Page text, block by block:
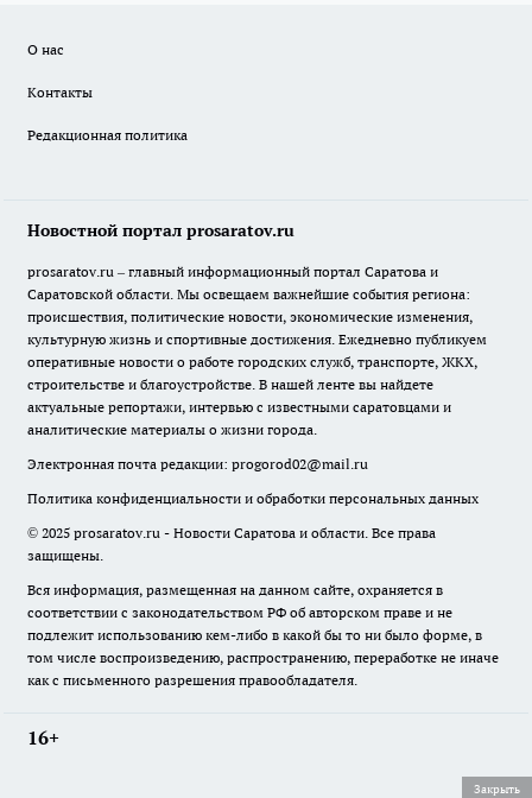
О нас
Контакты
Редакционная политика
Новостной портал prosaratov.ru
prosaratov.ru – главный информационный портал Саратова и
Саратовской области. Мы освещаем важнейшие события региона:
происшествия, политические новости, экономические изменения,
культурную жизнь и спортивные достижения. Ежедневно публикуем
оперативные новости о работе городских служб, транспорте, ЖКХ,
строительстве и благоустройстве. В нашей ленте вы найдете
актуальные репортажи, интервью с известными саратовцами и
аналитические материалы о жизни города.
Электронная почта редакции: progorod02@mail.ru
Политика конфиденциальности и обработки персональных данных
© 2025 prosaratov.ru - Новости Саратова и области. Все права
защищены.
Вся информация, размещенная на данном сайте, охраняется в
соответствии с законодательством РФ об авторском праве и не
подлежит использованию кем-либо в какой бы то ни было форме, в
том числе воспроизведению, распространению, переработке не иначе
как с письменного разрешения правообладателя.
16+
Закрыть